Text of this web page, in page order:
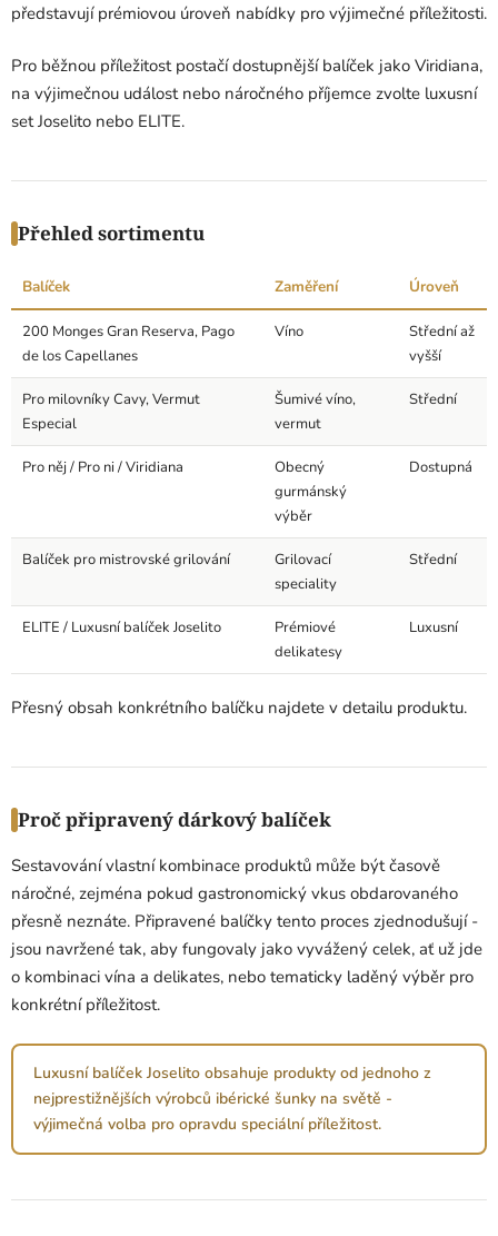
představují prémiovou úroveň nabídky pro výjimečné příležitosti.
Pro běžnou příležitost postačí dostupnější balíček jako Viridiana,
na výjimečnou událost nebo náročného příjemce zvolte luxusní
set Joselito nebo ELITE.
Přehled sortimentu
Balíček Zaměření Úroveň
200 Monges Gran Reserva, Pago
de los Capellanes
Víno
Střední až
vyšší
Pro milovníky Cavy, Vermut
Especial
Šumivé víno,
vermut
Střední
Pro něj / Pro ni / Viridiana
Obecný
gurmánský
výběr
Dostupná
Balíček pro mistrovské grilování
Grilovací
speciality
Střední
ELITE / Luxusní balíček Joselito
Prémiové
delikatesy
Luxusní
Přesný obsah konkrétního balíčku najdete v detailu produktu.
Proč připravený dárkový balíček
Sestavování vlastní kombinace produktů může být časově
náročné, zejména pokud gastronomický vkus obdarovaného
přesně neznáte. Připravené balíčky tento proces zjednodušují -
jsou navržené tak, aby fungovaly jako vyvážený celek, ať už jde
o kombinaci vína a delikates, nebo tematicky laděný výběr pro
konkrétní příležitost.
Luxusní balíček Joselito obsahuje produkty od jednoho z
nejprestižnějších výrobců ibérické šunky na světě -
výjimečná volba pro opravdu speciální příležitost.